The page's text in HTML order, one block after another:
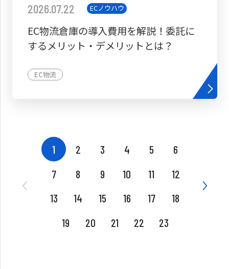
2026.07.22 ECノウハウ
EC物流倉庫の導入費用を解説！委託に
するメリット・デメリットとは？
EC物流
1 2 3 4 5
6
7
8 9 10 11
12
13
14 15 16 17
18
19
20 21 22 23